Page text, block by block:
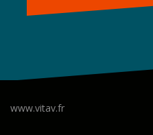
www.vitav.fr